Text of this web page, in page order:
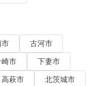
古河市
市
下妻市
高萩市
北茨城市